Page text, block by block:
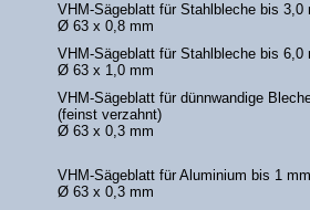
VHM-Sägeblatt für Stahlbleche bis 3,0
Ø 63 x 0,8 mm
VHM-Sägeblatt für Stahlbleche bis 6,0
Ø 63 x 1,0 mm
VHM-Sägeblatt für dünnwandige
(feinst verzahnt)
Ø 63 x 0,3 mm
VHM-Sägeblatt für Aluminium bis 1
Ø 63 x 0,3 mm